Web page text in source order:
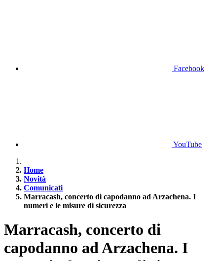
Facebook
YouTube
Home
Novità
Comunicati
Marracash, concerto di capodanno ad Arzachena. I
numeri e le misure di sicurezza
Marracash, concerto di
capodanno ad Arzachena. I